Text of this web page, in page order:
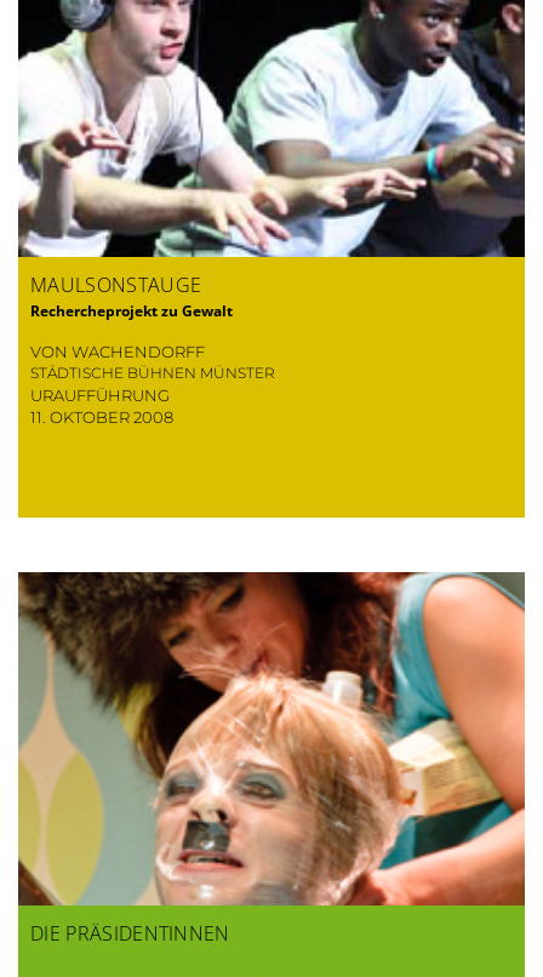
MAULSONSTAUGE
Rechercheprojekt zu Gewalt
VON WACHENDORFF
STÄDTISCHE BÜHNEN MÜNSTER
URAUFFÜHRUNG
11. OKTOBER 2008
DIE PRÄSIDENTINNEN